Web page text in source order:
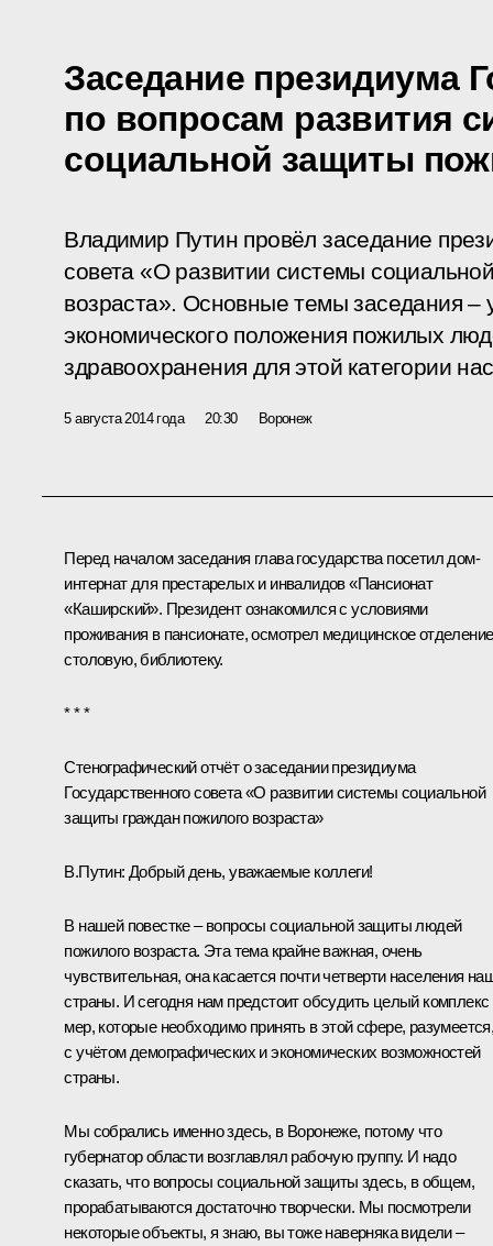
Заседание президиума
по вопросам развития
социальной защиты
Владимир Путин провёл заседание
совета «О развитии системы
возраста». Основные темы заседания –
экономического положения пожилых
здравоохранения для этой категории
5 августа 2014 года 20:30 Воронеж
Перед началом заседания глава государства посетил дом-
интернат для престарелых и инвалидов «Пансионат
«Каширский». Президент ознакомился с условиями
проживания в пансионате, осмотрел медицинское
столовую, библиотеку.
* * *
Стенографический отчёт о заседании президиума
Государственного совета «О развитии системы социальной
защиты граждан пожилого возраста»
В.Путин: Добрый день, уважаемые коллеги!
В нашей повестке – вопросы социальной защиты людей
пожилого возраста. Эта тема крайне важная, очень
чувствительная, она касается почти четверти населения
страны. И сегодня нам предстоит обсудить целый комплекс
мер, которые необходимо принять в этой сфере,
с учётом демографических и экономических возможностей
страны.
Мы собрались именно здесь, в Воронеже, потому что
губернатор области возглавлял рабочую группу. И надо
сказать, что вопросы социальной защиты здесь, в общем,
прорабатываются достаточно творчески. Мы посмотрели
некоторые объекты, я знаю, вы тоже наверняка видели –